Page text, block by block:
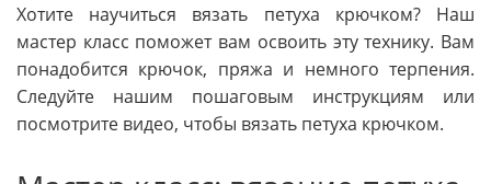
Хотите научиться вязать петуха крючком? Наш
мастер класс поможет вам освоить эту технику. Вам
понадобится крючок, пряжа и немного терпения.
Следуйте нашим пошаговым инструкциям или
посмотрите видео, чтобы вязать петуха крючком.